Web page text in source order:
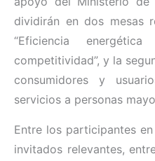
dividirán en dos mesas
“Eficiencia
competitividad”, y la
consumidores y
servicios a personas
Entre los participantes
invitados relevantes,